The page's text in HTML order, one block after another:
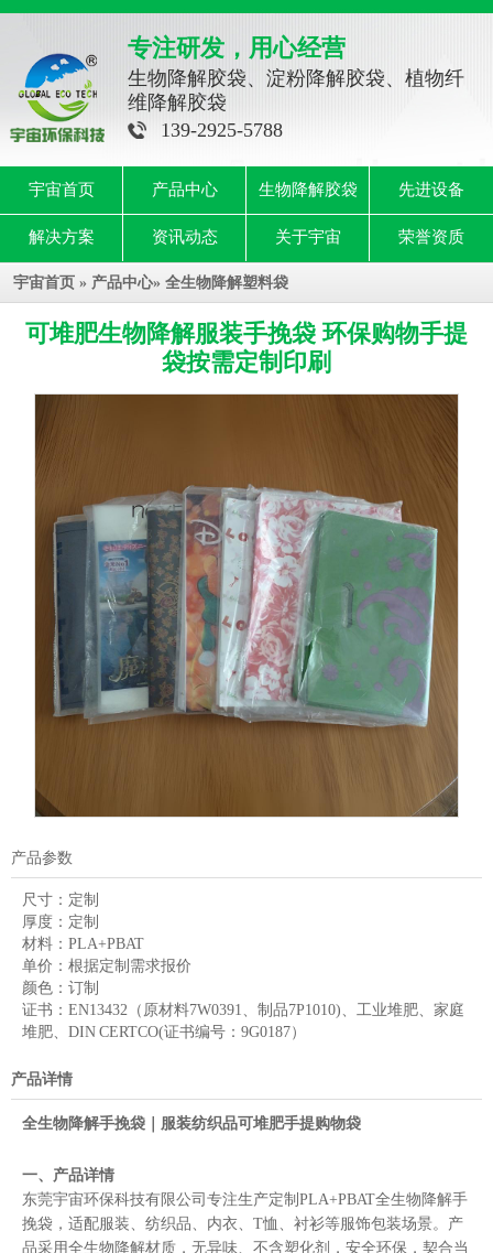
专注研发，用心经营
生物降解胶袋、淀粉降解胶袋、植物纤
维降解胶袋
139-2925-5788
宇宙首页 产品中心 生物降解胶袋 先进设备
解决方案 资讯动态 关于宇宙 荣誉资质
宇宙首页 » 产品中心» 全生物降解塑料袋
可堆肥生物降解服装手挽袋 环保购物手提
袋按需定制印刷
产品参数
尺寸： 定制
厚度： 定制
材料： PLA+PBAT
单价： 根据定制需求报价
颜色： 订制
证书： EN13432（原材料7W0391、制品7P1010)、工业堆肥、家庭
堆肥、DIN CERTCO(证书编号：9G0187）
产品详情
全生物降解手挽袋｜服装纺织品可堆肥手提购物袋
一、产品详情
东莞宇宙环保科技有限公司专注生产定制PLA+PBAT全生物降解手
挽袋，适配服装、纺织品、内衣、T恤、衬衫等服饰包装场景。产
品采用全生物降解材质，无异味、不含塑化剂，安全环保，契合当